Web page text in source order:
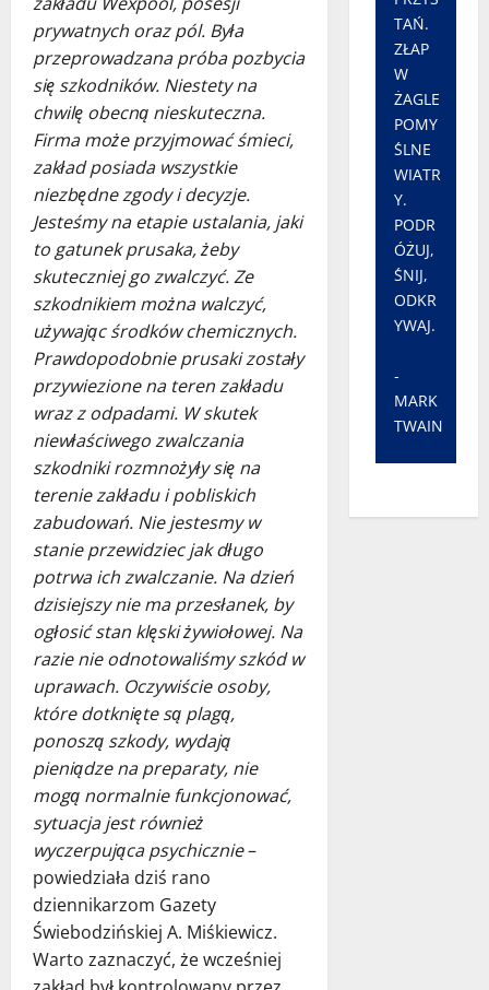
prywatnych oraz pól. Była
przeprowadzana próba pozbycia
się szkodników. Niestety na
chwilę obecną nieskuteczna.
Firma może przyjmować śmieci,
zakład posiada wszystkie
niezbędne zgody i decyzje.
Jesteśmy na etapie ustalania, jaki
to gatunek prusaka, żeby
skuteczniej go zwalczyć. Ze
szkodnikiem można walczyć,
używając środków chemicznych.
Prawdopodobnie prusaki zostały
przywiezione na teren zakładu
wraz z odpadami. W skutek
niewłaściwego zwalczania
szkodniki rozmnożyły się na
terenie zakładu i pobliskich
zabudowań. Nie jestesmy w
stanie przewidziec jak długo
potrwa ich zwalczanie. Na dzień
dzisiejszy nie ma przesłanek, by
ogłosić stan klęski żywiołowej. Na
razie nie odnotowaliśmy szkód w
uprawach. Oczywiście osoby,
które dotknięte są plagą,
ponoszą szkody, wydają
pieniądze na preparaty, nie
mogą normalnie funkcjonować,
sytuacja jest również
wyczerpująca psychicznie–
powiedziała dziś rano
dziennikarzom Gazety
Świebodzińskiej A. Miśkiewicz.
Warto zaznaczyć, że wcześniej
TAŃ.
ZŁAP
W
ŻAGLE
POMY
ŚLNE
WIATR
Y.
PODR
ÓŻUJ,
ŚNIJ,
ODKR
YWAJ.
-
MARK
TWAIN